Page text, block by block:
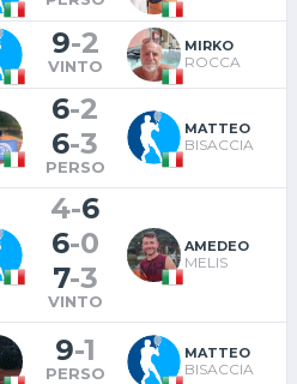
9-2
VINTO
MIRKO
ROCCA
6-2
6-3
PERSO
MATTEO
BISACCIA
4-6
6-0
7-3
VINTO
AMEDEO
MELIS
9-1
PERSO
MATTEO
BISACCIA